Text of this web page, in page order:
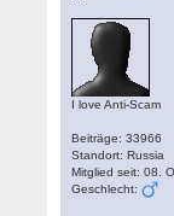
I love Anti-Scam
Beiträge: 33966
Standort: Russia
Mitglied seit: 08.
Geschlecht: